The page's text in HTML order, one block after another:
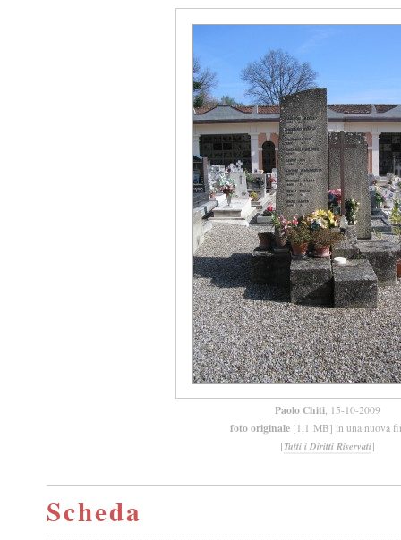
Paolo Chiti, 15-10-2009
foto originale [1,1 MB] in una nuova
[Tutti i Diritti Riservati]
Scheda